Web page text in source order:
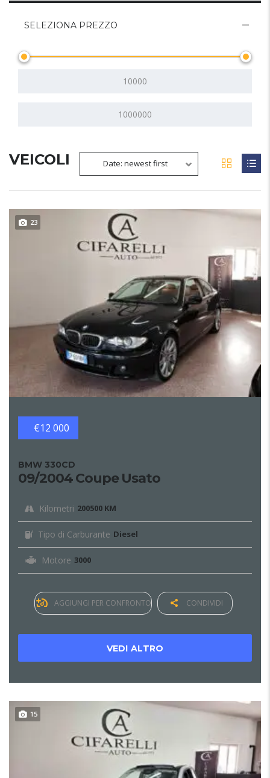
SELEZIONA PREZZO
VEICOLI Date: newest first
23
€12 000
BMW 330CD
09/2004 Coupe Usato
Kilometri 200500 KM
Tipo di Carburante Diesel
Motore 3000
AGGIUNGI PER CONFRONTO CONDIVIDI
VEDI ALTRO
15